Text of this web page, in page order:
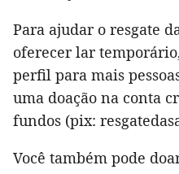
Para ajudar o resgate
oferecer lar
perfil para mais
uma doação na conta
fundos (pix:
Você também pode